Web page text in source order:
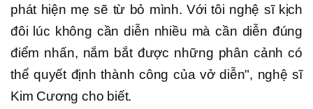
phát hiện mẹ sẽ từ bỏ mình. Với tôi nghệ sĩ kịch
đôi lúc không cần diễn nhiều mà cần diễn đúng
điểm nhấn, nắm bắt được những phân cảnh có
thể quyết định thành công của vở diễn", nghệ sĩ
Kim Cương cho biết.